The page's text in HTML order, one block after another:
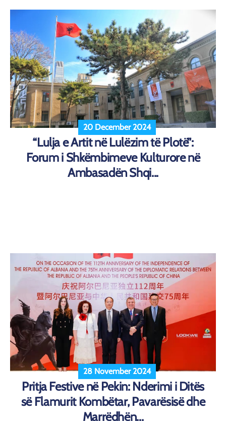
20 December 2024
“Lulja e Artit në Lulëzim të Plotë”:
Forum i Shkëmbimeve Kulturore në
Ambasadën Shqi...
28 November 2024
Pritja Festive në Pekin: Nderimi i Ditës
së Flamurit Kombëtar, Pavarësisë dhe
Marrëdhën...